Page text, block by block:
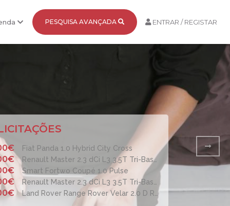
PESQUISA AVANÇADA ENTRAR / REGISTAR
Fiat Panda 1.0 Hybrid City Cross
Renault Master 2.3 dCi L3 3.5T Tri-Basculante
Smart Fortwo Coupé 1.0 Pulse